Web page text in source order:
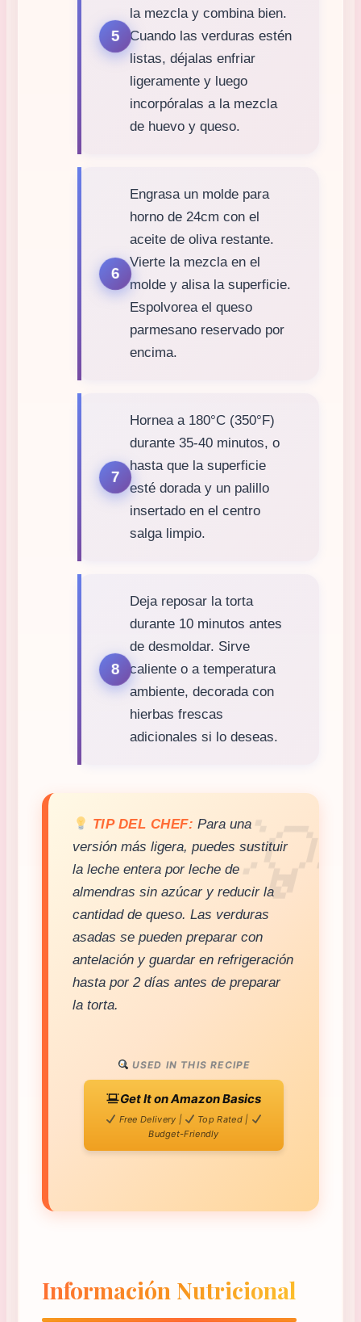
la mezcla y combina bien.
Cuando las verduras estén
listas, déjalas enfriar
ligeramente y luego
incorpóralas a la mezcla
de huevo y queso.
Engrasa un molde para
horno de 24cm con el
aceite de oliva restante.
Vierte la mezcla en el
molde y alisa la superficie.
Espolvorea el queso
parmesano reservado por
encima.
Hornea a 180°C (350°F)
durante 35-40 minutos, o
hasta que la superficie
esté dorada y un palillo
insertado en el centro
salga limpio.
Deja reposar la torta
durante 10 minutos antes
de desmoldar. Sirve
caliente o a temperatura
ambiente, decorada con
hierbas frescas
adicionales si lo deseas.
TIP DEL CHEF: Para una
versión más ligera, puedes sustituir
la leche entera por leche de
almendras sin azúcar y reducir la
cantidad de queso. Las verduras
asadas se pueden preparar con
antelación y guardar en refrigeración
hasta por 2 días antes de preparar
la torta.
USED IN THIS RECIPE
Get It on Amazon Basics
Free Delivery |
Top Rated |
Budget-Friendly
Información Nutricional